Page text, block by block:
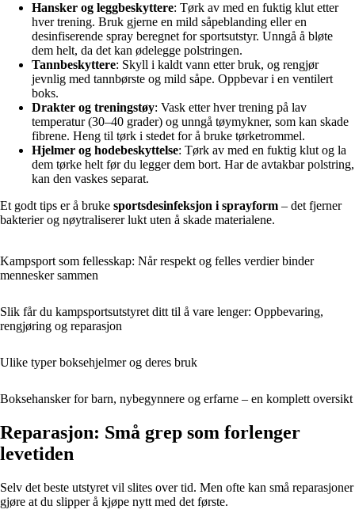
Hansker og leggbeskyttere: Tørk av med en fuktig klut etter
hver trening. Bruk gjerne en mild såpeblanding eller en
desinfiserende spray beregnet for sportsutstyr. Unngå å bløte
dem helt, da det kan ødelegge polstringen.
Tannbeskyttere: Skyll i kaldt vann etter bruk, og rengjør
jevnlig med tannbørste og mild såpe. Oppbevar i en ventilert
boks.
Drakter og treningstøy: Vask etter hver trening på lav
temperatur (30–40 grader) og unngå tøymykner, som kan skade
fibrene. Heng til tørk i stedet for å bruke tørketrommel.
Hjelmer og hodebeskyttelse: Tørk av med en fuktig klut og la
dem tørke helt før du legger dem bort. Har de avtakbar polstring,
kan den vaskes separat.
Et godt tips er å bruke sportsdesinfeksjon i sprayform – det fjerner
bakterier og nøytraliserer lukt uten å skade materialene.
Kampsport som fellesskap: Når respekt og felles verdier binder
mennesker sammen
Slik får du kampsportsutstyret ditt til å vare lenger: Oppbevaring,
rengjøring og reparasjon
Ulike typer boksehjelmer og deres bruk
Boksehansker for barn, nybegynnere og erfarne – en komplett oversikt
Reparasjon: Små grep som forlenger
levetiden
Selv det beste utstyret vil slites over tid. Men ofte kan små reparasjoner
gjøre at du slipper å kjøpe nytt med det første.